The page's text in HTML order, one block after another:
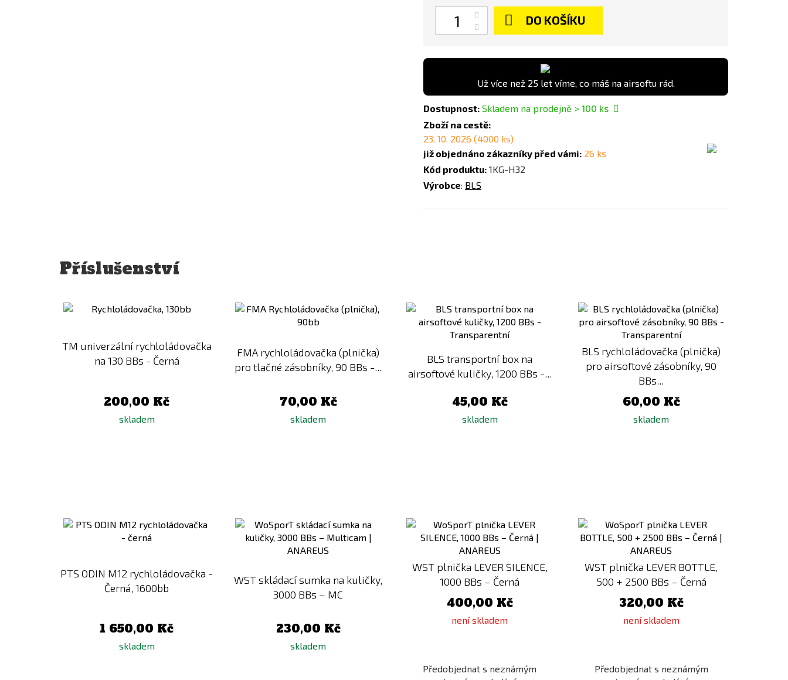
DO KOŠÍKU
Už více než 25 let víme, co máš na airsoftu rád.
Dostupnost: Skladem na prodejně > 100 ks
Zboží na cestě:
23. 10. 2026 (4000 ks)
již objednáno zákazníky před vámi: 26 ks
Kód produktu: 1KG-H32
Výrobce: BLS
Příslušenství
TM univerzální rychloládovačka
na 130 BBs - Černá
200,00 Kč
skladem
FMA rychloládovačka (plnička)
pro tlačné zásobníky, 90 BBs -...
70,00 Kč
skladem
k
porovnání
BLS transportní box na
airsoftové kuličky, 1200 BBs -...
45,00 Kč
skladem
porovnání
BLS rychloládovačka (plnička)
pro airsoftové zásobníky, 90
BBs...
60,00 Kč
skladem
porovnání
PTS ODIN M12 rychloládovačka -
Černá, 1600bb
1 650,00 Kč
skladem
k
porovnání
WST skládací sumka na kuličky,
3000 BBs – MC
230,00 Kč
skladem
porovnání
WST plnička LEVER SILENCE,
1000 BBs – Černá
400,00 Kč
není skladem
Předobjednat s neznámým
porovnání
WST plnička LEVER BOTTLE,
500 + 2500 BBs – Černá
320,00 Kč
není skladem
Předobjednat s neznámým
porovnání